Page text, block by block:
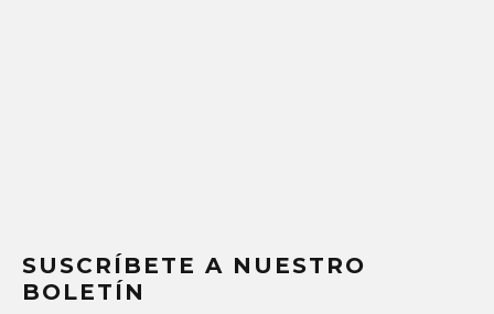
SUSCRÍBETE A NUESTRO
BOLETÍN